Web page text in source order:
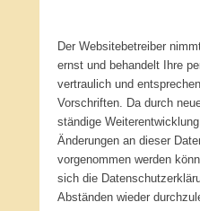
Der Websitebetreiber
ernst und behandelt Ihre
vertraulich und
Vorschriften. Da durch
ständige
Änderungen an dieser
vorgenommen werden
sich die
Abständen wieder